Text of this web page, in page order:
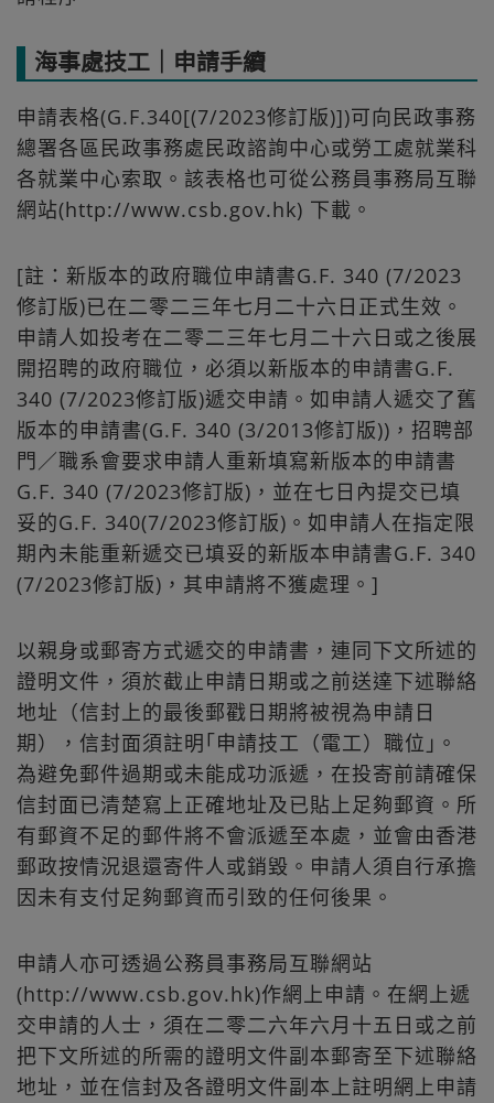
海事處技工｜申請手續
申請表格(G.F.340[(7/2023修訂版)])可向民政事務
總署各區民政事務處民政諮詢中心或勞工處就業科
各就業中心索取。該表格也可從公務員事務局互聯
網站(http://www.csb.gov.hk) 下載。
[註：新版本的政府職位申請書G.F. 340 (7/2023
修訂版)已在二零二三年七月二十六日正式生效。
申請人如投考在二零二三年七月二十六日或之後展
開招聘的政府職位，必須以新版本的申請書G.F.
340 (7/2023修訂版)遞交申請。如申請人遞交了舊
版本的申請書(G.F. 340 (3/2013修訂版))，招聘部
門／職系會要求申請人重新填寫新版本的申請書
G.F. 340 (7/2023修訂版)，並在七日內提交已填
妥的G.F. 340(7/2023修訂版)。如申請人在指定限
期內未能重新遞交已填妥的新版本申請書G.F. 340
(7/2023修訂版)，其申請將不獲處理。]
以親身或郵寄方式遞交的申請書，連同下文所述的
證明文件，須於截止申請日期或之前送達下述聯絡
地址（信封上的最後郵戳日期將被視為申請日
期），信封面須註明｢申請技工（電工）職位｣。
為避免郵件過期或未能成功派遞，在投寄前請確保
信封面已清楚寫上正確地址及已貼上足夠郵資。所
有郵資不足的郵件將不會派遞至本處，並會由香港
郵政按情況退還寄件人或銷毀。申請人須自行承擔
因未有支付足夠郵資而引致的任何後果。
申請人亦可透過公務員事務局互聯網站
(http://www.csb.gov.hk)作網上申請。在網上遞
交申請的人士，須在二零二六年六月十五日或之前
把下文所述的所需的證明文件副本郵寄至下述聯絡
地址，並在信封及各證明文件副本上註明網上申請